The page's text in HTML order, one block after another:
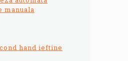
manuala
hand ieftine